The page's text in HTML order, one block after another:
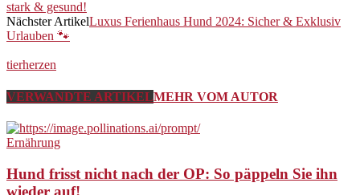
stark & gesund!
Nächster ArtikelLuxus Ferienhaus Hund 2024: Sicher & Exklusiv
Urlauben 🐾
tierherzen
VERWANDTE ARTIKELMEHR VOM AUTOR
Ernährung
Hund frisst nicht nach der OP: So päppeln Sie ihn
wieder auf!